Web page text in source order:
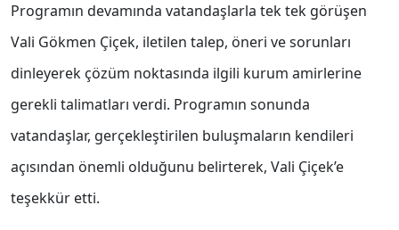
Programın devamında vatandaşlarla tek tek görüşen
Vali Gökmen Çiçek, iletilen talep, öneri ve sorunları
dinleyerek çözüm noktasında ilgili kurum amirlerine
gerekli talimatları verdi. Programın sonunda
vatandaşlar, gerçekleştirilen buluşmaların kendileri
açısından önemli olduğunu belirterek, Vali Çiçek’e
teşekkür etti.